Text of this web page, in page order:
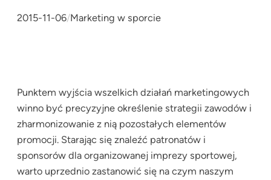
2015-11-06/Marketing w sporcie
Punktem wyjścia wszelkich działań marketingowych
winno być precyzyjne określenie strategii zawodów i
zharmonizowanie z nią pozostałych elementów
promocji. Starając się znaleźć patronatów i
sponsorów dla organizowanej imprezy sportowej,
warto uprzednio zastanowić się na czym naszym